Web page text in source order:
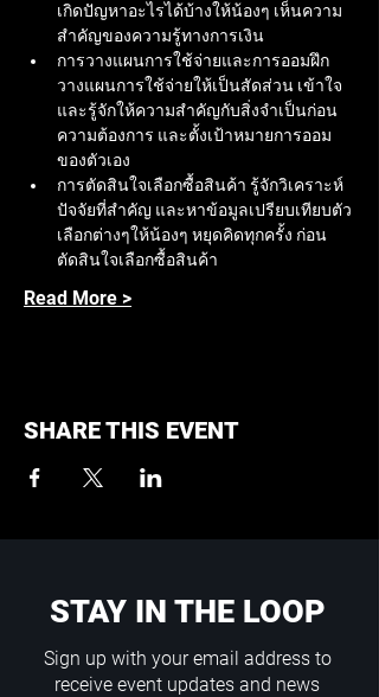
เกิดปัญหาอะไรได้บ้างให้น้องๆ เห็นความ
สำคัญของความรู้ทางการเงิน
การวางแผนการใช้จ่ายและการออมฝึก
วางแผนการใช้จ่ายให้เป็นสัดส่วน เข้าใจ
และรู้จักให้ความสำคัญกับสิ่งจำเป็นก่อน
ความต้องการ และตั้งเป้าหมายการออม
ของตัวเอง
การตัดสินใจเลือกซื้อสินค้า รู้จักวิเคราะห์
ปัจจัยที่สำคัญ และหาข้อมูลเปรียบเทียบตัว
เลือกต่างๆให้น้องๆ หยุดคิดทุกครั้ง ก่อน
ตัดสินใจเลือกซื้อสินค้า
Read More >
SHARE THIS EVENT
STAY IN THE LOOP
Sign up with your email address to
receive event updates and news